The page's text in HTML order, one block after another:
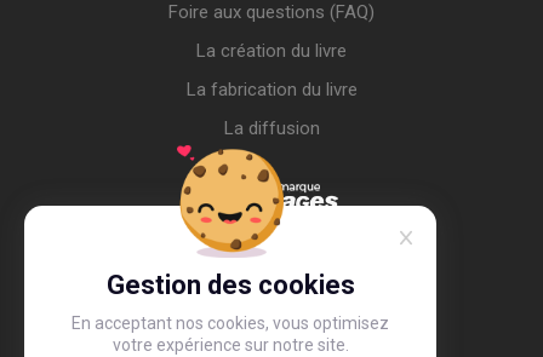
Gestion des cookies
En acceptant nos cookies, vous optimisez
votre expérience sur notre site.
Foire aux questions (FAQ)
La création du livre
La fabrication du livre
La diffusion